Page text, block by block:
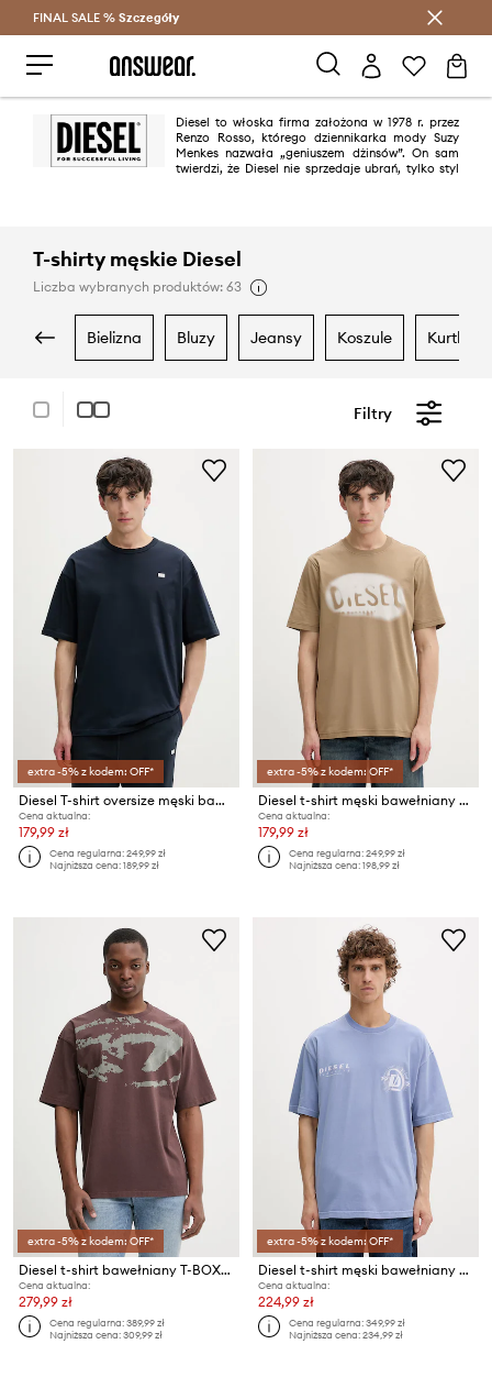
Oszczędzaj z Answear Club >
FINAL SALE % Szczegóły
Diesel to włoska firma założona w 1978 r. przez
Renzo Rosso, którego dziennikarka mody Suzy
Menkes nazwała „geniuszem dżinsów”. On sam
twierdzi, że Diesel nie sprzedaje ubrań, tylko styl
T-shirty męskie Diesel
Liczba wybranych produktów: 63
bielizna bluzy jeansy koszule kurtki
Filtry
extra -5% z kodem: OFF*
Diesel T-shirt oversize męski bawełniany T-BOXT-R30 T-SHIRT
Cena aktualna:
179,99 zł
Cena regularna:249,99 zł
Najniższa cena:189,99 zł
extra -5% z kodem: OFF*
Diesel t-shirt męski bawełniany T-ADJUST-V2
Cena aktualna:
179,99 zł
Cena regularna:249,99 zł
Najniższa cena:198,99 zł
extra -5% z kodem: OFF*
Diesel t-shirt bawełniany T-BOXT-N14
Cena aktualna:
279,99 zł
Cena regularna:389,99 zł
Najniższa cena:309,99 zł
extra -5% z kodem: OFF*
Diesel t-shirt męski bawełniany T-BOGGY-V6
Cena aktualna:
224,99 zł
Cena regularna:349,99 zł
Najniższa cena:234,99 zł